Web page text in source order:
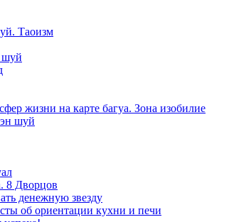
Таоизм
шуй
жизни на карте багуа. Зона изобилие
шуй
8 Дворцов
денежную звезду
об ориентации кухни и печи